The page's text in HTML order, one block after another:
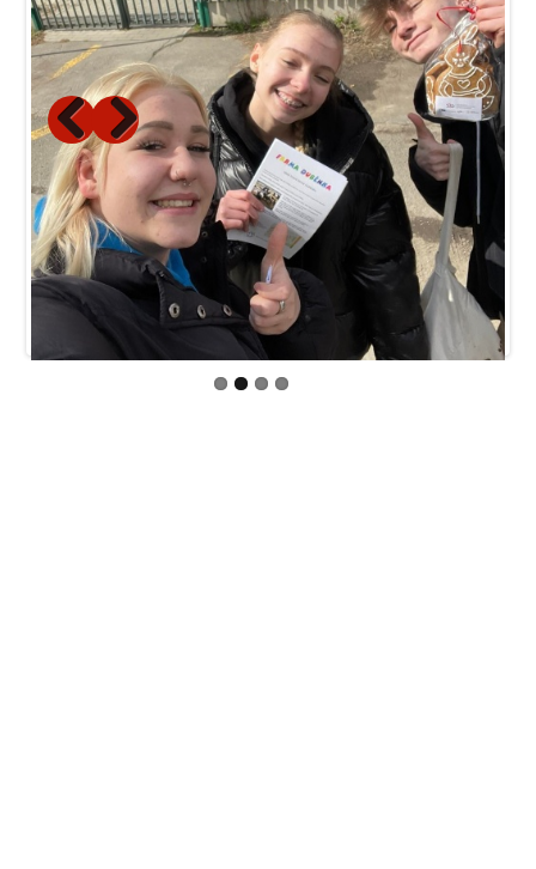
Previous Next